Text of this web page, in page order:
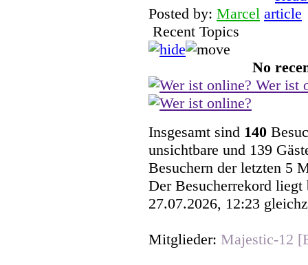
Moin Moin und ebenfalls
Marcel
01.04.2024, 11:10
ich wünsche euch frohe
findet
Wicked
31.03.2024, 16:42
Gesundes neues Jahr
Pozilei
Posted by: Marcel
Recent Topics
No
Wer ist
Insgesamt sind 140
unsichtbare und 139
Besuchern der letzten 5
Der Besucherrekord
27.07.2026, 12:23
Mitglieder: Majestic-12